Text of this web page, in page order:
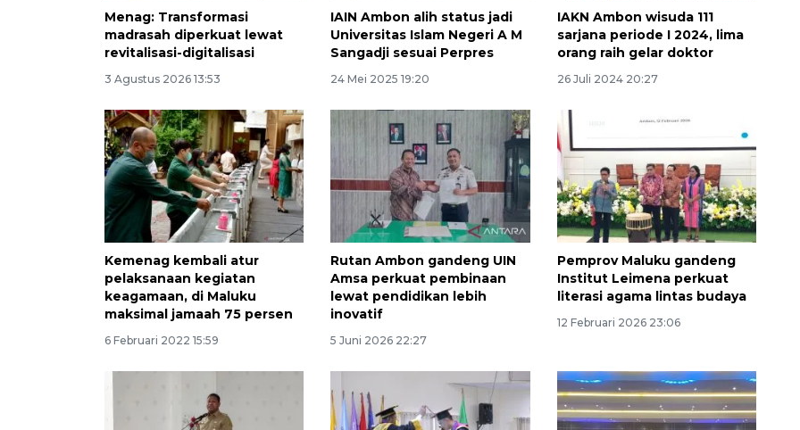
Menag: Transformasi
madrasah diperkuat lewat
revitalisasi-digitalisasi
3 Agustus 2026 13:53
IAIN Ambon alih status jadi
Universitas Islam Negeri A M
Sangadji sesuai Perpres
24 Mei 2025 19:20
IAKN Ambon wisuda 111
sarjana periode I 2024, lima
orang raih gelar doktor
26 Juli 2024 20:27
Kemenag kembali atur
pelaksanaan kegiatan
keagamaan, di Maluku
maksimal jamaah 75 persen
6 Februari 2022 15:59
Rutan Ambon gandeng UIN
Amsa perkuat pembinaan
lewat pendidikan lebih
inovatif
5 Juni 2026 22:27
Pemprov Maluku gandeng
Institut Leimena perkuat
literasi agama lintas budaya
12 Februari 2026 23:06